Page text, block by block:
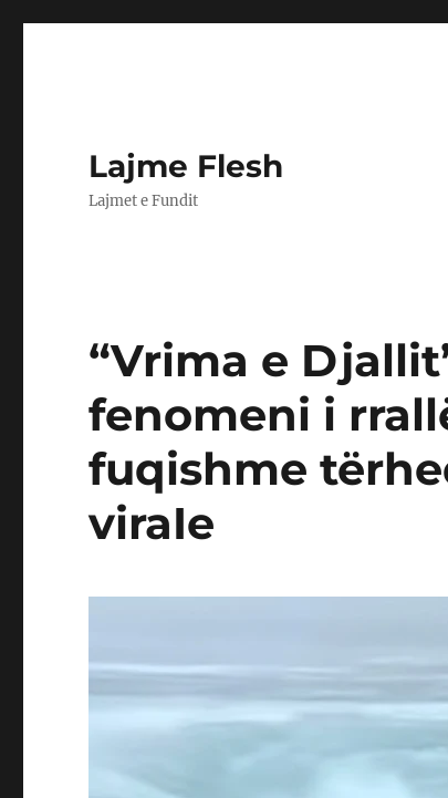
Lajme Flesh
Lajmet e Fundit
“Vrima e
fenomeni i
fuqishme
viraIe